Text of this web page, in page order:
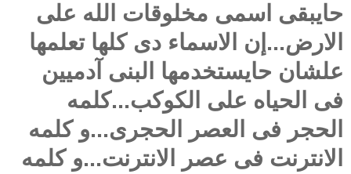
حايبقى اسمى مخلوقات الله على
الارض...إن الاسماء دى كلها تعلمها
علشان حايستخدمها البنى آدميين
فى الحياه على الكوكب...كلمه
الحجر فى العصر الحجرى...و كلمه
الانترنت فى عصر الانترنت...و كلمه